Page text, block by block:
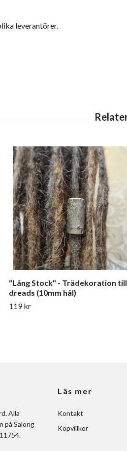
leverantörer.
"Lång Stock" - Trädekoration till
dreads (10mm hål)
119 kr
Alla
på Salong
Läs mer
Kontakt
Köpvillkor